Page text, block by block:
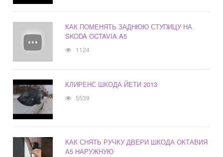
КАК ПОМЕНЯТЬ ЗАДНЮЮ СТУПИЦУ НА
SKODA OCTAVIA A5
1124
КЛИРЕНС ШКОДА ЙЕТИ 2013
5539
КАК СНЯТЬ РУЧКУ ДВЕРИ ШКОДА ОКТАВИЯ
А5 НАРУЖНУЮ